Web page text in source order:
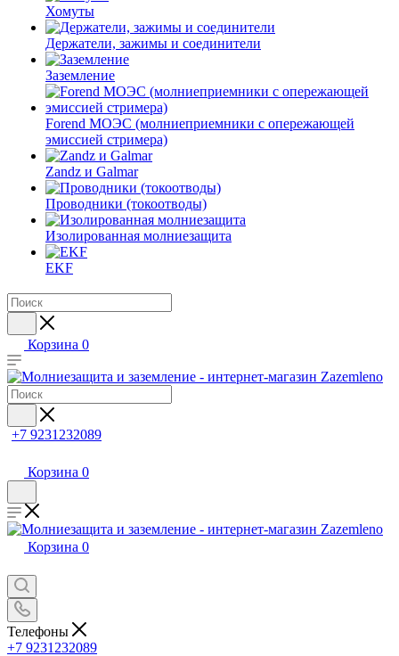
Хомуты
Держатели, зажимы и соединители
Заземление
Forend МОЭС (молниеприемники с опережающей
эмиссией стримера)
Zandz и Galmar
Проводники (токоотводы)
Изолированная молниезащита
EKF
Корзина 0
+7 9231232089
Корзина 0
Корзина 0
Телефоны
+7 9231232089